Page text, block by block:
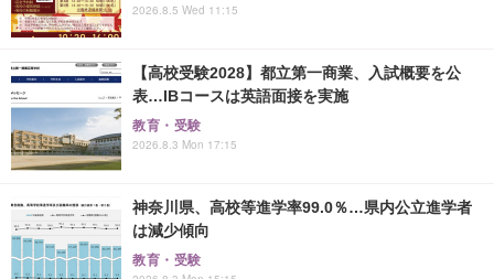
2026.8.5 Wed 11:15
【高校受験2028】都立第一商業、入試概要を公
表…IBコースは英語面接を実施
教育・受験
2026.8.3 Mon 17:15
神奈川県、高校等進学率99.0％…県内公立進学者
は減少傾向
教育・受験